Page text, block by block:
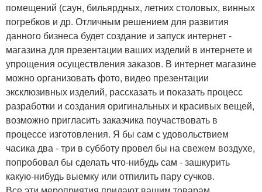
помещений (саун, бильярдных, летних столовых, винных
погребков и др. Отличным решением для развития
данного бизнеса будет создание и запуск интернет -
магазина для презентации ваших изделий в интернете и
упрощения осуществления заказов. В интернет магазине
можно организовать фото, видео презентации
эксклюзивных изделий, рассказать и показать процесс
разработки и создания оригинальных и красивых вещей,
возможно пригласить заказчика поучаствовать в
процессе изготовления. Я бы сам с удовольствием
часика два - три в субботу провел бы на свежем воздухе,
попробовал бы сделать что-нибудь сам - зашкурить
какую-нибудь выемку или отпилить пару сучков.